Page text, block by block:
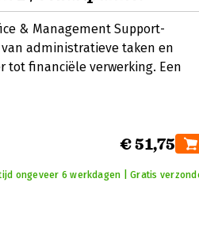
& Management Support-
administratieve taken en
tot financiële verwerking. Een
€ 51,75
ongeveer 6 werkdagen | Gratis